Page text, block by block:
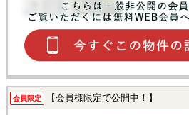
会員限定 【会員様限定で公開中！】